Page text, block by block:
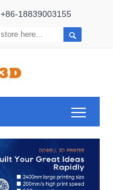
+86-18839003155
